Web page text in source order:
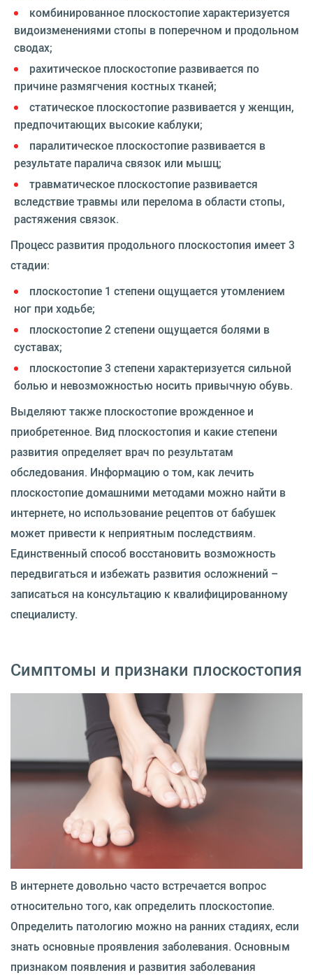
комбинированное плоскостопие характеризуется
видоизменениями стопы в поперечном и продольном
сводах;
рахитическое плоскостопие развивается по
причине размягчения костных тканей;
статическое плоскостопие развивается у женщин,
предпочитающих высокие каблуки;
паралитическое плоскостопие развивается в
результате паралича связок или мышц;
травматическое плоскостопие развивается
вследствие травмы или перелома в области стопы,
растяжения связок.
Процесс развития продольного плоскостопия имеет 3
стадии:
плоскостопие 1 степени ощущается утомлением
ног при ходьбе;
плоскостопие 2 степени ощущается болями в
суставах;
плоскостопие 3 степени характеризуется сильной
болью и невозможностью носить привычную обувь.
Выделяют также плоскостопие врожденное и
приобретенное. Вид плоскостопия и какие степени
развития определяет врач по результатам
обследования. Информацию о том, как лечить
плоскостопие домашними методами можно найти в
интернете, но использование рецептов от бабушек
может привести к неприятным последствиям.
Единственный способ восстановить возможность
передвигаться и избежать развития осложнений –
записаться на консультацию к квалифицированному
специалисту.
Симптомы и признаки плоскостопия
В интернете довольно часто встречается вопрос
относительно того, как определить плоскостопие.
Определить патологию можно на ранних стадиях, если
знать основные проявления заболевания. Основным
признаком появления и развития заболевания